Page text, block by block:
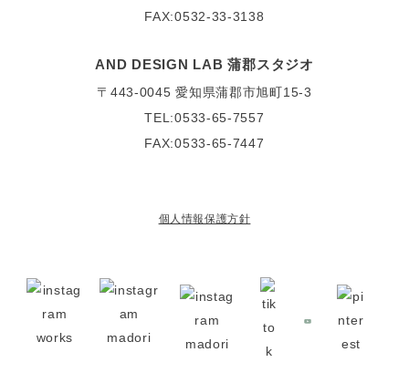
FAX:0532-33-3138
AND DESIGN LAB 蒲郡スタジオ
〒443-0045 愛知県蒲郡市旭町15-3
TEL:0533-65-7557
FAX:0533-65-7447
個人情報保護方針